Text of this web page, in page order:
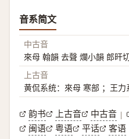
音系简文
中古音
來母 翰韻 去聲 爛小韻 郎旰
上古音
黄侃系统：來母 寒部 ；王力
韵书 上古音 中古音 |
闽语
粤语 平话 客语